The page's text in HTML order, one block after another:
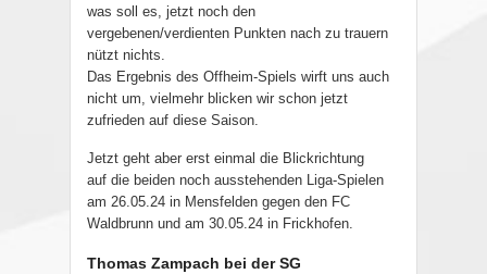
was soll es, jetzt noch den
vergebenen/verdienten Punkten nach zu trauern
nützt nichts.
Das Ergebnis des Offheim-Spiels wirft uns auch
nicht um, vielmehr blicken wir schon jetzt
zufrieden auf diese Saison.
Jetzt geht aber erst einmal die Blickrichtung
auf die beiden noch ausstehenden Liga-Spielen
am 26.05.24 in Mensfelden gegen den FC
Waldbrunn und am 30.05.24 in Frickhofen.
Thomas Zampach bei der SG